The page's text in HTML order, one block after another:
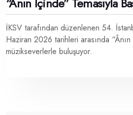
İKSV tarafından düzenlenen 54.
Haziran 2026 tarihleri arasında “Ânın
müzikseverlerle buluşuyor.